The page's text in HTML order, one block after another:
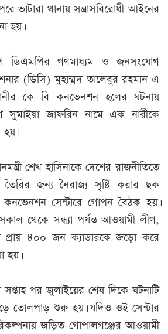
ভাটারা থানায় সন্ত্রাসবিরোধী আইনের
হয়।
ডিএমপির গণমাধ্যম ও জনসংযোগ
(ডিসি) মুহাম্মদ তালেবুর রহমান এ
কে বি কনভেনশন হলের ঘটনায়
সুমাইয়া জাফরিন নামে এক নারীকে
শেখ হাসিনাকে দেশের রাজনীতিতে
তৈরির জন্য নৈরাজ্য সৃষ্টি করার ছক
সেন্টারে গোপন বৈঠক হয়।
থেকে সন্ধ্যা পর্যন্ত আওয়ামী লীগ,
প্রায় ৪০০ জন ক্যাডারকে জড়ো করে
হয়।
সপ্তাহ পর জুলাইয়ের শেষ দিকে ঘটনাটি
তোলপাড় শুরু হয়। যদিও ওই সেন্টার
জড়িত গোপালগঞ্জের আওয়ামী